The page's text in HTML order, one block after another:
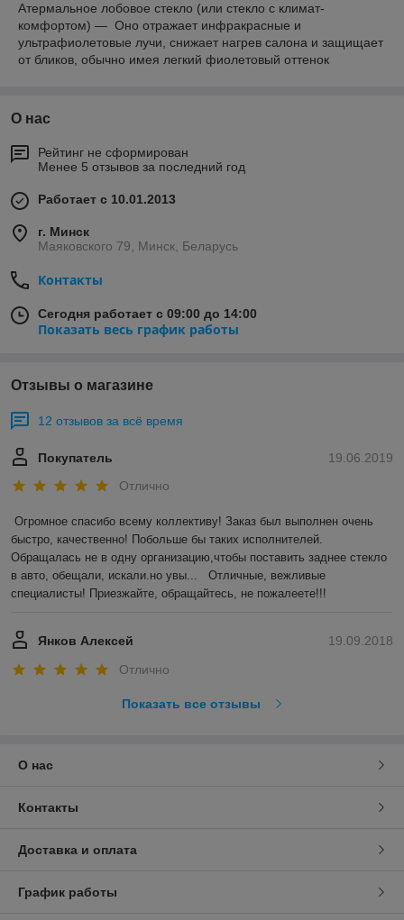
Атермальное лобовое стекло (или стекло с климат-
комфортом) — Оно отражает инфракрасные и
ультрафиолетовые лучи, снижает нагрев салона и защищает
от бликов, обычно имея легкий фиолетовый оттенок
О нас
Рейтинг не сформирован
Менее 5 отзывов за последний год
Работает с 10.01.2013
г. Минск
Маяковского 79, Минск, Беларусь
Контакты
Сегодня работает с 09:00 до 14:00
Показать весь график работы
Отзывы о магазине
12 отзывов за всё время
19.06.2019
Покупатель
Отлично
Огромное спасибо всему коллективу! Заказ был выполнен очень
быстро, качественно! Побольше бы таких исполнителей.
Обращалась не в одну организацию,чтобы поставить заднее стекло
в авто, обещали, искали.но увы...   Отличные, вежливые
специалисты! Приезжайте, обращайтесь, не пожалеете!!!
19.09.2018
Янков Алексей
Отлично
Показать все отзывы
О нас
Контакты
Доставка и оплата
График работы